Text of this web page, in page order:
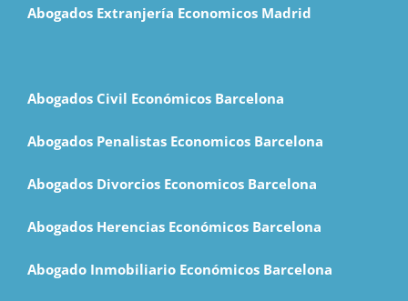
Abogados Extranjería Economicos Madrid
Abogados Civil Económicos Barcelona
Abogados Penalistas Economicos Barcelona
Abogados Divorcios Economicos Barcelona
Abogados Herencias Económicos Barcelona
Abogado Inmobiliario Económicos Barcelona